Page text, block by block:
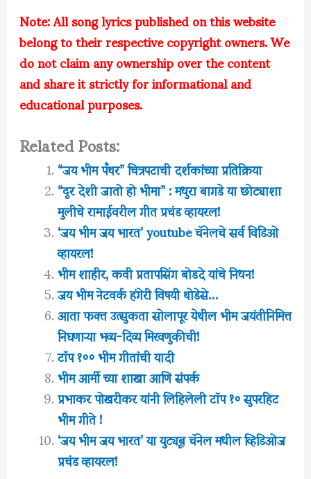
Note: All song lyrics published on this website
belong to their respective copyright owners. We
do not claim any ownership over the content
and share it strictly for informational and
educational purposes.
Related Posts:
“जय भीम पँथर” चित्रपटाची दर्शकांच्या प्रतिक्रिया
“दूर देशी जातो हो भीमा” : मधुरा बागडे या छोट्याशा
मुलीचे रामाईवरील गीत प्रचंड व्हायरल!
‘जय भीम जय भारत’ youtube चॅनेलचे सर्व विडिओ
व्हायरल!
भीम शाहीर, कवी प्रतापसिंग बोडदे यांचे निधन!
जय भीम नेटवर्क हंगेरी विषयी थोडेसे…
आता फक्त उत्सुकता सोलापूर येथील भीम जयंतीनिमित्त
निघणाऱ्या भव्य-दिव्य मिरवणुकीची!
टॉप १०० भीम गीतांची यादी
भीम आर्मी च्या शाखा आणि संपर्क
प्रभाकर पोखरीकर यांनी लिहिलेली टॉप १० सुपरहिट
भीम गीते !
‘जय भीम जय भारत’ या युट्यूब चॅनेल मधील व्हिडिओज
प्रचंड व्हायरल!